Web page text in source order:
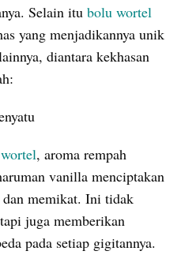
Selain itu bolu wortel
yang menjadikannya unik
diantara kekhasan
wortel, aroma rempah
vanilla menciptakan
dan memikat. Ini tidak
juga memberikan
pada setiap gigitannya.